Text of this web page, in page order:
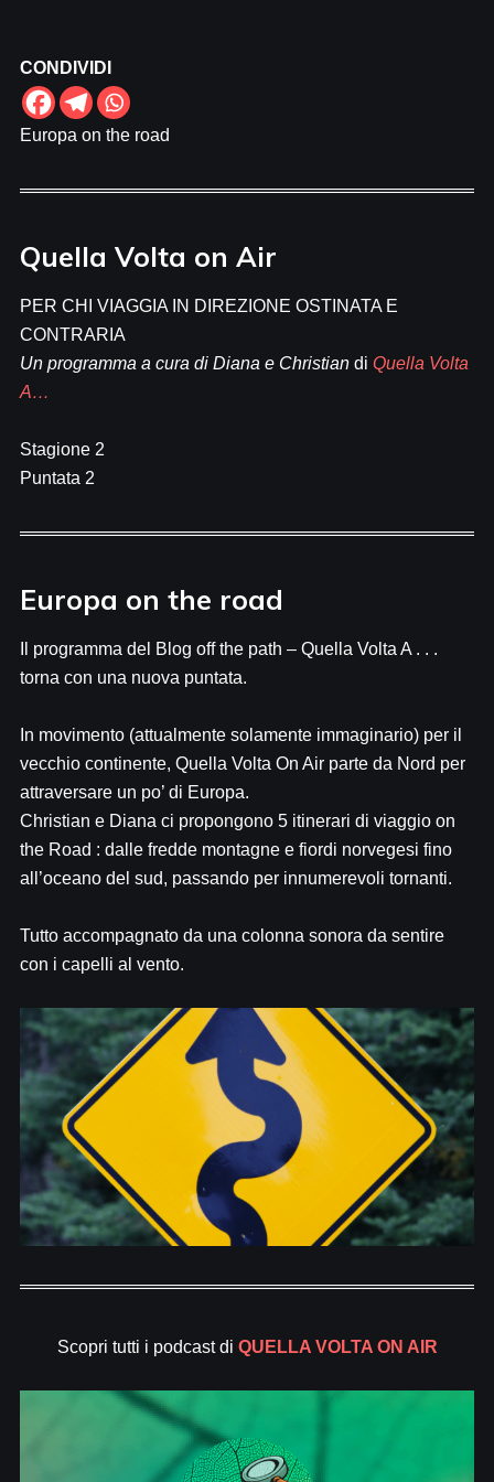
CONDIVIDI
Europa on the road
Quella Volta on Air
PER CHI VIAGGIA IN DIREZIONE OSTINATA E
CONTRARIA
Un programma a cura di Diana e Christiandi Quella Volta
A…
Stagione 2
Puntata 2
Europa on the road
Il programma del Blog off the path – Quella Volta A . . .
torna con una nuova puntata.
In movimento (attualmente solamente immaginario) per il
vecchio continente, Quella Volta On Air parte da Nord per
attraversare un po’ di Europa.
Christian e Diana ci propongono 5 itinerari di viaggio on
the Road : dalle fredde montagne e fiordi norvegesi fino
all’oceano del sud, passando per innumerevoli tornanti.
Tutto accompagnato da una colonna sonora da sentire
con i capelli al vento.
Scopri tutti i podcast di QUELLA VOLTA ON AIR